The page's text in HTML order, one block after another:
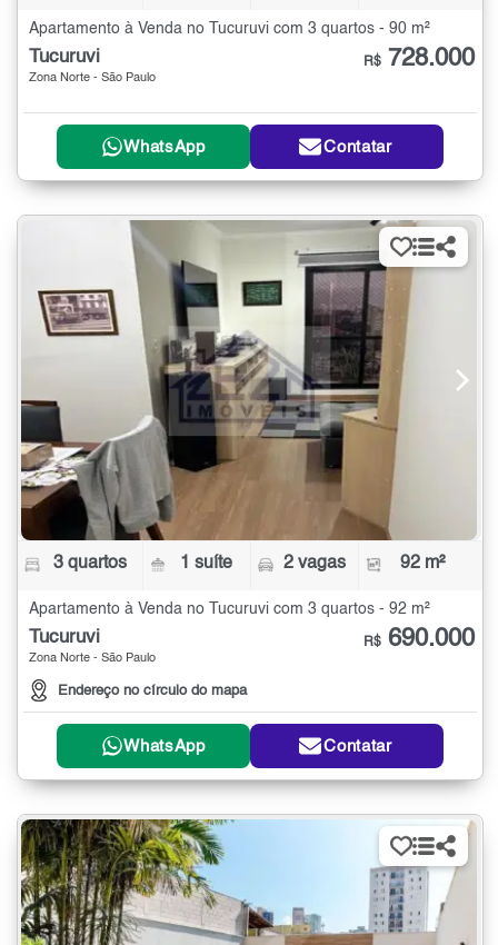
Apartamento à Venda no Tucuruvi com 3 quartos - 90 m²
Tucuruvi
Zona Norte - São Paulo
R$ 728.000
WhatsApp Contatar
3 quartos 1 suíte 2 vagas 92 m²
Apartamento à Venda no Tucuruvi com 3 quartos - 92 m²
Tucuruvi
Zona Norte - São Paulo
Endereço no círculo do mapa
R$ 690.000
WhatsApp Contatar